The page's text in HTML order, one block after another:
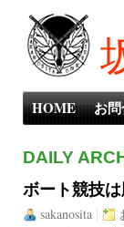
HOME お
DAILY
ボート競技
sakanosita |